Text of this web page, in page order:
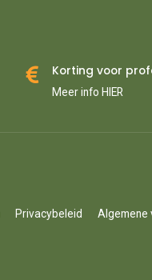
Korting voor
Meer info HIER
Privacybeleid Algemene